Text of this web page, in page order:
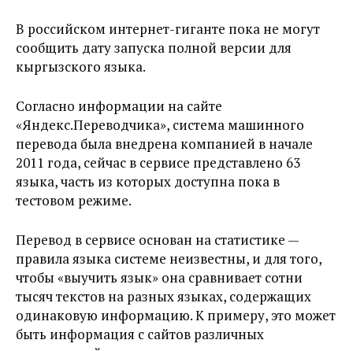
В российском интернет-гиганте пока не могут
сообщить дату запуска полной версии для
кыргызского языка.
Согласно информации на сайте
«Яндекс.Переводчика», система машинного
перевода была внедрена компанией в начале
2011 года, сейчас в сервисе представлено 63
языка, часть из которых доступна пока в
тестовом режиме.
Перевод в сервисе основан на статистике —
правила языка системе неизвестны, и для того,
чтобы «выучить язык» она сравнивает сотни
тысяч текстов на разных языках, содержащих
одинаковую информацию. К примеру, это может
быть информация с сайтов различных